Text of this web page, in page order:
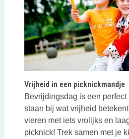
Vrijheid in een picknickmandje
Bevrijdingsdag is een perfect
staan bij wat vrijheid
vieren met iets vrolijks en
picknick! Trek samen met je